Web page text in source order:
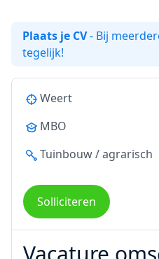
Plaats je CV- Bij
tegelijk!
Weert
MBO
Tuinbouw / agrarisch
Solliciteren